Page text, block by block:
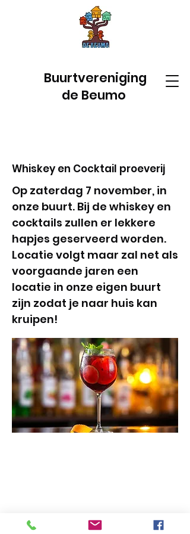
Buurtvereniging
de Beumo
Whiskey en Cocktail proeverij
Op zaterdag 7 november, in
onze buurt. Bij de whiskey en
cocktails zullen er lekkere
hapjes geserveerd worden.
Locatie volgt maar zal net als
voorgaande jaren een
locatie in onze eigen buurt
zijn zodat je naar huis kan
kruipen!